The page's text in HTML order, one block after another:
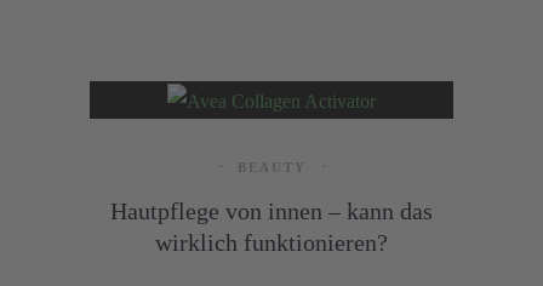
Sommer-Ritual.
BEAUTY
Hautpflege von innen – kann das
wirklich funktionieren?